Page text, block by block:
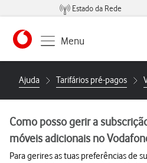
Estado da Rede
https://www.vodafone.pt
Menu
Ajuda Tarifários pré-pagos
Como posso gerir a
móveis adicionais no
Para gerires as tuas preferências de